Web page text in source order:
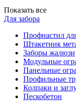
Показать все
Для забора
Профнастил
Штакетник
Заборы жалюзи
Модульные
Панельные
Профильные
Колпаки и
Пескобетон